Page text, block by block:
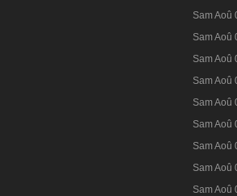
Sam Aoû
Sam Aoû
Sam Aoû
Sam Aoû
Sam Aoû
Sam Aoû
Sam Aoû
Sam Aoû
Sam Aoû